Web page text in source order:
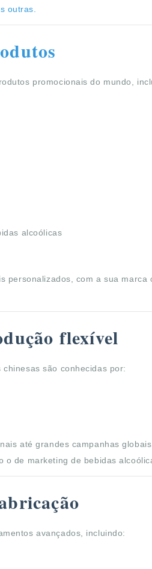
outras.
promocionais do mundo,
alcoólicas
personalizados, com a sua
flexível
são conhecidas por:
até grandes campanhas globais.
de marketing de bebidas
avançados, incluindo: